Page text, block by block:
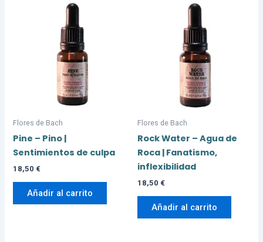
Flores de Bach
Pine – Pino |
Sentimientos de culpa
18,50 €
Añadir al carrito
Flores de Bach
Rock Water – Agua de
Roca | Fanatismo,
inflexibilidad
18,50 €
Añadir al carrito